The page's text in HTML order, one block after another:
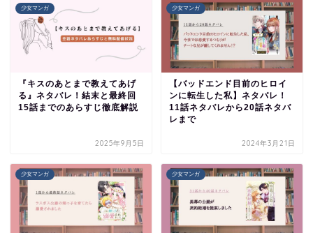
少女マンガ
『キスのあとまで教えてあげ
る』ネタバレ！結末と最終回
15話までのあらすじ徹底解説
2025年9月5日
少女マンガ
【バッドエンド目前のヒロイ
ンに転生した私】ネタバレ！
11話ネタバレから20話ネタバ
レまで
2024年3月21日
少女マンガ 少女マンガ